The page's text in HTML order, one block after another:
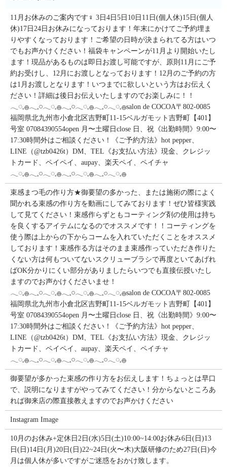
11月お休みのご案内です‍♀️ 3日4日5日10日11日(個人休)15日(個人
休)17日24日お休みになっております！年末にかけてご予約埋ま
りやすくなっております！ご希望の日時が決まられてる方はいつ
でもお声かけください！福袋キャンペーンが11月より開始いたし
ます！現品があるものは即日お渡し可能ですが、原則11月にご予
約お受けし、12月にお渡しとなっております！12月のご予約の方
は1月お渡しとなります！いつまでに欲しいという方はお伝えく
ださい！詳細は後日お伝えいたしますのでお楽しみに！！
𓂃◌𓈒𓐍𓂃𓈒𓏸𓂃◌𓈒𓐍𓂃𓈒𓏸𓂃◌𓈒𓐍𓂃𓈒𓏸𓂃◌𓈒𓐍salon de COCOA〒802-0085
福岡県北九州市小倉北区吉野町11-15ベルガモット吉野町【401】
号室︎ 07084390554open 月〜土曜日close 日、祝《出勤時間》9:00〜
17:30時間外はご相談ください！《ご予約方法》hot pepper、
LINE（@tzb0426t）DM、TEL《お支払い方法》現金、クレジッ
トカード、ペイペイ、aupay、楽天ペイ、ペイチャ
𓂃◌𓈒𓐍𓂃𓈒𓏸𓂃◌𓈒𓐍𓂃𓈒𓏸𓂃◌𓈒𓐍𓂃𓈒𓏸𓂃◌𓈒𓐍
束感まつ毛の作り方★御要望の多かった、または施術の際によく
聞かれる束感の作り方を動画にしてみております！ぜひ皆様実践
して見てください！束感作らずともコーティング剤の使用は持ち
を良くするアイテムになるのでオススメです！！コーティングを
使う際は上からの下からコームを入れていただくことをオススメ
しております！束感作る方はそのまま束感作っていただき作りた
くない方は何もついてないスクリューブラシで再度といてあげれ
ばOK分かりにくい部分がありましたらいつでも直接伝授いたし
ますのでお声かけくださいませ！
𓂃◌𓈒𓐍𓂃𓈒𓏸𓂃◌𓈒𓐍𓂃𓈒𓏸𓂃◌𓈒𓐍𓂃𓈒𓏸𓂃◌𓈒𓐍salon de COCOA〒802-0085
福岡県北九州市小倉北区吉野町11-15ベルガモット吉野町【401】
号室︎ 07084390554open 月〜土曜日close 日、祝《出勤時間》9:00〜
17:30時間外はご相談ください！《ご予約方法》hot pepper、
LINE（@tzb0426t）DM、TEL《お支払い方法》現金、クレジッ
トカード、ペイペイ、aupay、楽天ペイ、ペイチャ
𓂃◌𓈒𓐍𓂃𓈒𓏸𓂃◌𓈒𓐍𓂃𓈒𓏸𓂃◌𓈒𓐍𓂃𓈒𓏸𓂃◌𓈒𓐍
御要望が多かった束感の作り方をお伝えします！ちょっとは早口
で、説明になりますがやってみてください！分からないところあ
れば御来店の際直接教えますのでお声かけください
Instagram Image
10月のお休み+定休日2日(水)5日(土)10:00~14:00お休み6日(日)13
日(日)14日(月)20日(日)22~24日(火〜木)大阪研修のため27日(日)今
月は個人休が多いですがご迷惑をおかけ致します。